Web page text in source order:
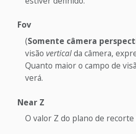
Fov
(Somente câmera
visãoverticalda câmera,
Quanto maior o campo de
verá.
Near Z
O valor Z do plano de